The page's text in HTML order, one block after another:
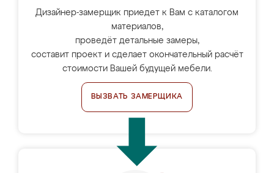
Дизайнер-замерщик приедет к Вам с каталогом
материалов,
проведёт детальные замеры,
составит проект и сделает окончательный расчёт
стоимости Вашей будущей мебели.
ВЫЗВАТЬ ЗАМЕРЩИКА